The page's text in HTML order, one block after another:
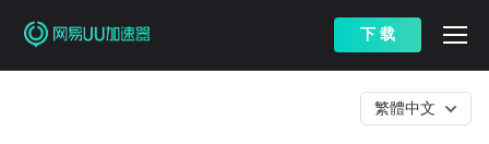
下 载
繁體中文